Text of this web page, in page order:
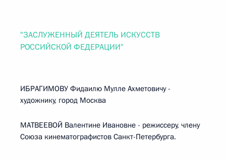
"ЗАСЛУЖЕННЫЙ ДЕЯТЕЛЬ ИСКУССТВ
РОССИЙСКОЙ ФЕДЕРАЦИИ"
ИБРАГИМОВУ Фидаилю Мулле Ахметовичу -
художнику, город Москва
МАТВЕЕВОЙ Валентине Ивановне - режиссеру, члену
Союза кинематографистов Санкт-Петербурга.